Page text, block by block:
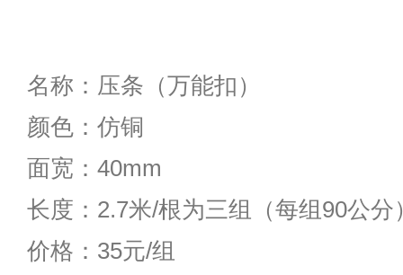
名称：压条（万能扣）
颜色：仿铜
面宽：40mm
长度：2.7米/根为三组（每组90公分
价格：35元/组